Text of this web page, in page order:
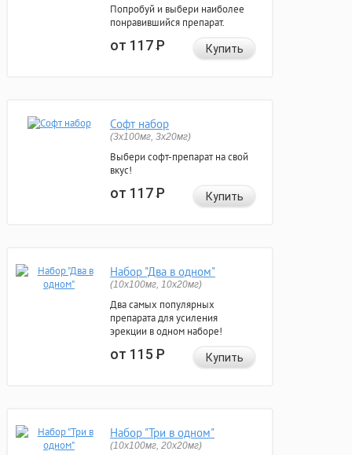
Попробуй и выбери наиболее
понравившийся препарат.
от 117Р Купить
Софт набор
(3x100мг, 3x20мг)
Выбери софт-препарат на свой
вкус!
от 117Р Купить
Набор "Два в одном"
(10x100мг, 10x20мг)
Два самых популярных
препарата для усиления
эрекции в одном наборе!
от 115Р Купить
Набор "Три в одном"
(10x100мг, 20x20мг)